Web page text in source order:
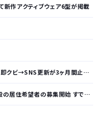
新作アクティブウェア6型が掲載
更新が3ヶ月間止まって消息不明に
者の募集開始 すでにトヨタ関係者が居住